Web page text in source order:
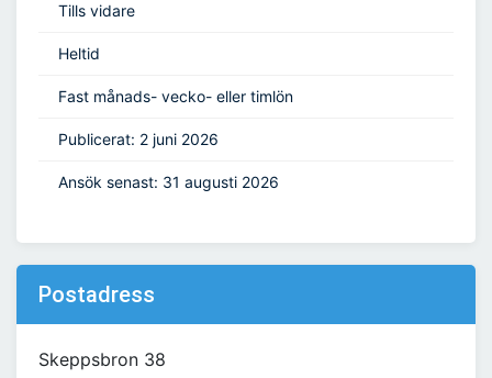
Tills vidare
Heltid
Fast månads- vecko- eller timlön
Publicerat: 2 juni 2026
Ansök senast: 31 augusti 2026
Postadress
Skeppsbron 38